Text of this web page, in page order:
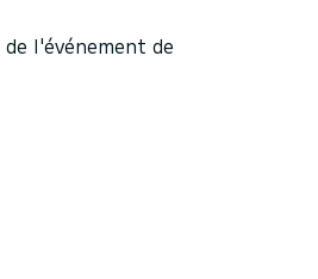
de l'événement de